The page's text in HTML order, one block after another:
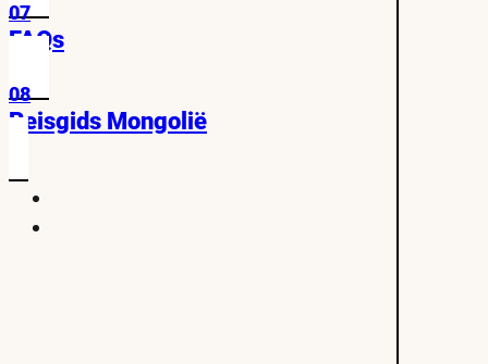
07
FAQs
08
Reisgids Mongolië